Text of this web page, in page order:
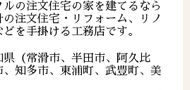
の注文住宅の家を建てるなら
注文住宅・リフォーム、リノ
を手掛ける工務店です。
県（常滑市、半田市、阿久比
、知多市、東浦町、武豊町、美